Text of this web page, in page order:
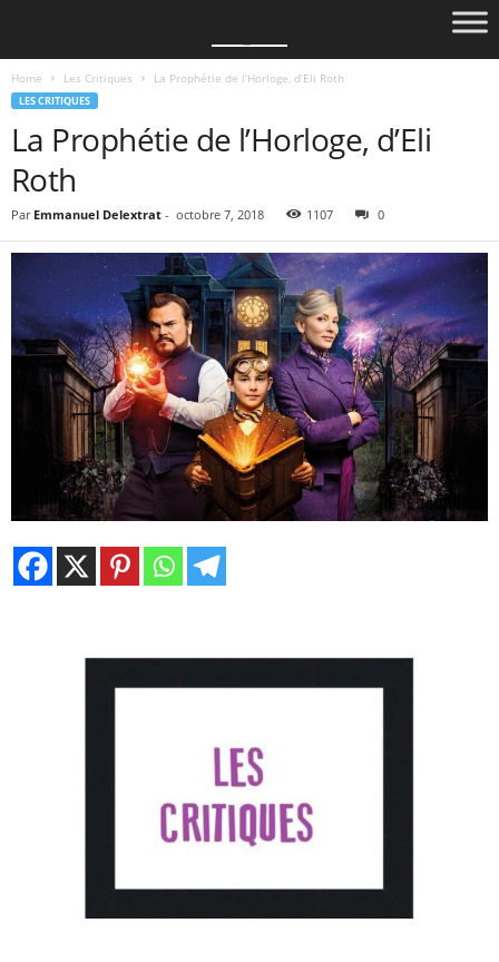
Home Les Critiques La Prophétie de l’Horloge, d’Eli Roth
LES CRITIQUES
La Prophétie de l’Horloge, d’Eli
Roth
Par Emmanuel Delextrat - octobre 7, 2018 1107 0